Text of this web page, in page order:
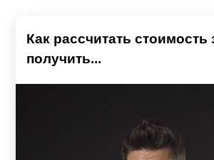
Как рассчитать стоимость
получить...